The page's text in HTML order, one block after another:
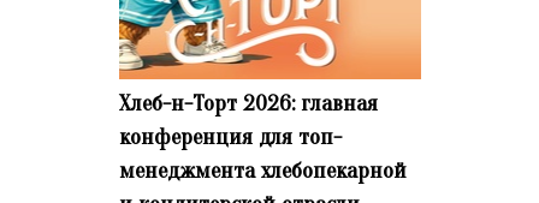
Хлеб-н-Торт 2026: главная
конференция для топ-
менеджмента хлебопекарной